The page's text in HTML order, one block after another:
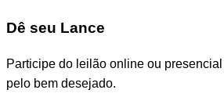
Dê seu Lance
Participe do leilão online ou
pelo bem desejado.